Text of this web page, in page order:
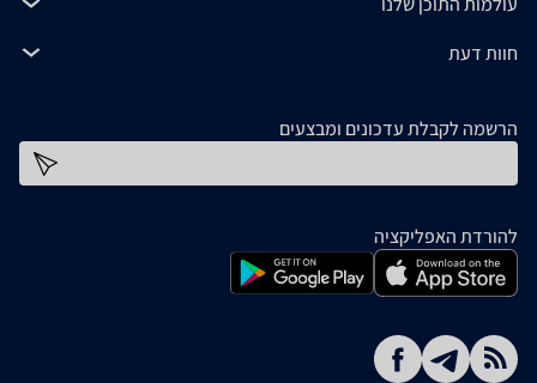
חוות דעת
הרשמה לקבלת עדכונים ומבצעים
להורדת האפליקציה